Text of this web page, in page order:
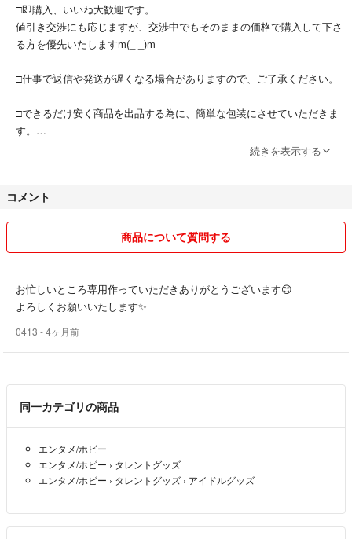
□即購入、いいね大歓迎です。
値引き交渉にも応じますが、交渉中でもそのままの価格で購入して下さ
る方を優先いたしますm(_ _)m
□仕事で返信や発送が遅くなる場合がありますので、ご了承ください。
□できるだけ安く商品を出品する為に、簡単な包装にさせていただきま
す。
□自宅に全身鏡がない為、残念ながら着画はお断りしています。
□商品すり替え防止のため、いかなる理由でも返品交換は受け付けませ
ん。
□購入者様の間違いで購入した場合のキャンセルは受け付けません。
ラクマ初心者ですので、至らない所があると思いますが、丁寧な対応を
続きを表示する
コメント
商品について質問する
お忙しいところ専用作っていただきありがとうございます😊
よろしくお願いいたします✨
0413 - 4ヶ月前
同一カテゴリの商品
エンタメ/ホビー
エンタメ/ホビー › タレントグッズ
エンタメ/ホビー › タレントグッズ › アイドルグッズ